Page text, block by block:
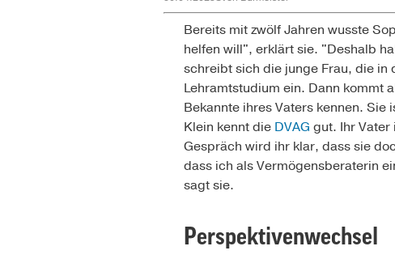
Bereits mit zwölf Jahren wusste
helfen will", erklärt sie. "Deshalb
schreibt sich die junge Frau, die in
Lehramtstudium ein. Dann kommt
Bekannte ihres Vaters kennen.
Klein kennt die DVAG gut. Ihr Vater
Gespräch wird ihr klar, dass sie
dass ich als Vermögensberaterin
sagt sie.
Perspektivenwechsel